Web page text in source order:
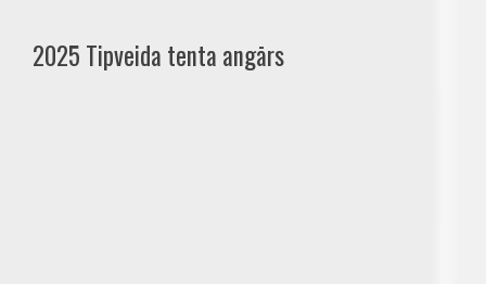
2025 Tipveida tenta angārs